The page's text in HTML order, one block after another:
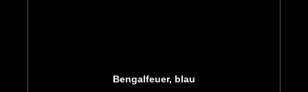
Bengalfeuer, blau